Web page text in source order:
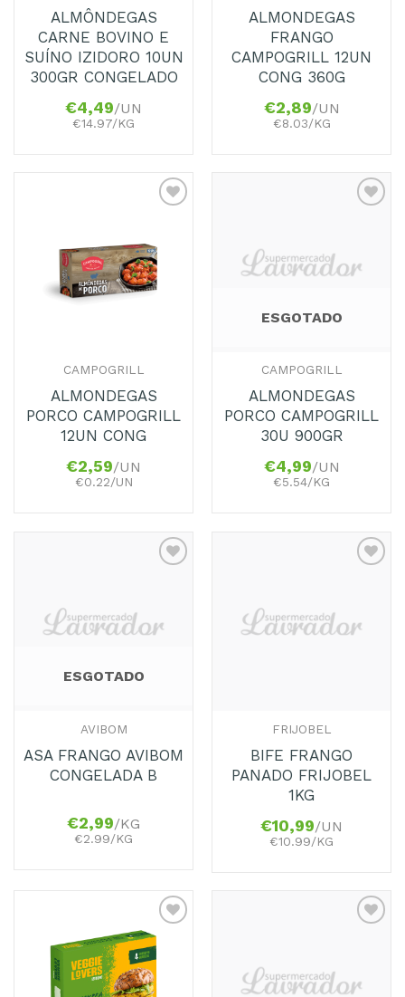
ALMÔNDEGAS
CARNE BOVINO E
SUÍNO IZIDORO 10UN
300GR CONGELADO
€4,49/UN
€14.97/KG
ALMONDEGAS
FRANGO
CAMPOGRILL 12UN
CONG 360G
€2,89/UN
€8.03/KG
aos
Favoritos
CAMPOGRILL
ALMONDEGAS
PORCO CAMPOGRILL
12UN CONG
€2,59/UN
€0.22/UN
Favoritos
ESGOTADO
CAMPOGRILL
ALMONDEGAS
PORCO CAMPOGRILL
30U 900GR
€4,99/UN
€5.54/KG
Favoritos
ESGOTADO
AVIBOM
ASA FRANGO AVIBOM
CONGELADA B
€2,99/KG
€2.99/KG
Favoritos
FRIJOBEL
BIFE FRANGO
PANADO FRIJOBEL
1KG
€10,99/UN
€10.99/KG
Adicionar
aos
Favoritos
Favoritos